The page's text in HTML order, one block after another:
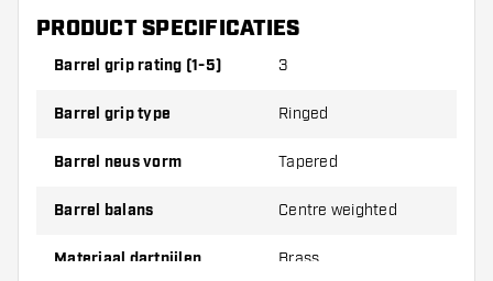
PRODUCT SPECIFICATIES
Barrel grip rating (1-5) 3
Barrel grip type Ringed
Barrel neus vorm Tapered
Barrel balans Centre weighted
Materiaal dartpijlen Brass